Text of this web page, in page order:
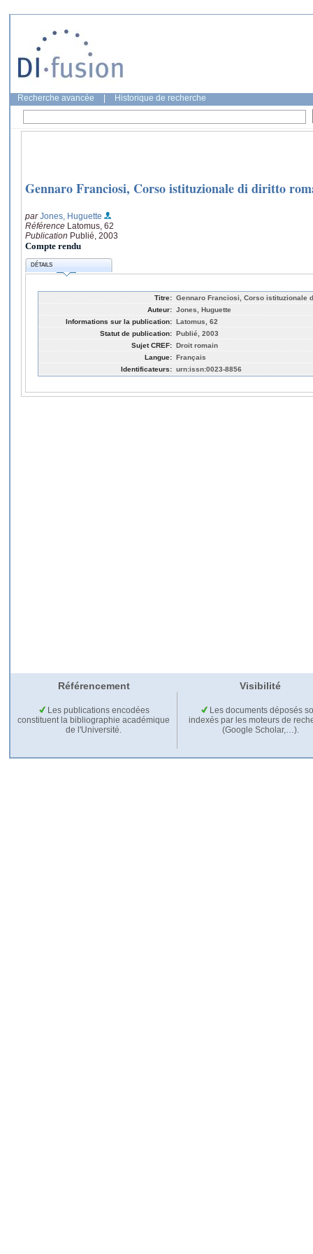
Recherche avancée Historique de recherche
Gennaro Franciosi, Corso istituzionale di diritto
parJones, Huguette
Référence Latomus, 62
Publication Publié, 2003
Compte rendu
DÉTAILS
Titre: Gennaro Franciosi, Corso istituzionale
Auteur: Jones, Huguette
Informations sur la publication: Latomus, 62
Statut de publication: Publié, 2003
Sujet CREF: Droit romain
Langue: Français
Identificateurs: urn:issn:0023-8856
Référencement Visibilité
Les publications encodées
constituent la bibliographie académique
de l'Université.
Les documents déposés
indexés par les moteurs de
(Google Scholar,…).